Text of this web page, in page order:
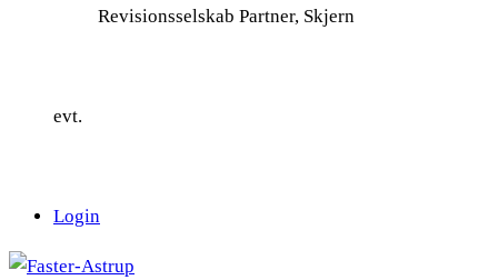
Revisionsselskab Partner, Skjern
evt.
Login